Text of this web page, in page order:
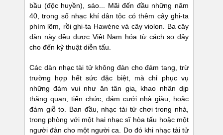
bầu (độc huyền), sáo... Mãi đến đầu những năm
40, trong số nhạc khí dân tộc có thêm cây ghi-ta
phím lõm, rồi ghi-ta Hawène và cây violon. Ba cây
đàn này đều được Việt Nam hóa từ cách so dây
cho đến kỹ thuật diễn tấu.
Các dàn nhạc tài tử không đàn cho đám tang, trừ
trường hợp hết sức đặc biệt, mà chỉ phục vụ
những đám vui như ăn tân gia, khao nhân dịp
thăng quan, tiến chức, đám cưới nhà giàu, hoặc
đám giỗ to. Ban đầu, nhạc tài tử chơi trong nhà,
trong phòng với một hai nhạc sĩ hòa tấu hoặc một
người đàn cho một người ca. Do đó khi nhạc tài tử